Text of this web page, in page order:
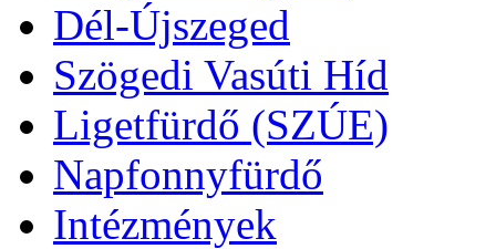
Dél-Újszeged
Szögedi Vasúti Híd
Ligetfürdő (SZÚE)
Napfonnyfürdő
Intézmények